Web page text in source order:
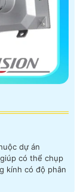
dự án
có thể chụp
kính có độ phân